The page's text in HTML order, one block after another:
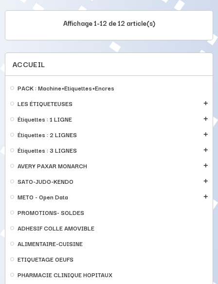
ACCUEIL
PACK : Machine+Etiquettes+Encres
LES ÉTIQUETEUSES
add
Étiquettes : 1 LIGNE add
Étiquettes : 2 LIGNES add
Étiquettes : 3 LIGNES add
AVERY PAXAR MONARCH add
SATO-JUDO-KENDO add
METO - Open Data add
PROMOTIONS- SOLDES
ADHESIF COLLE AMOVIBLE
ALIMENTAIRE-CUISINE
ETIQUETAGE OEUFS
PHARMACIE CLINIQUE HOPITAUX
Affichage 1-12 de 12 article(s)